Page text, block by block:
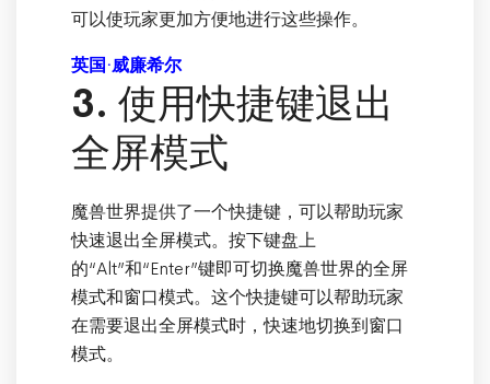
可以使玩家更加方便地进行这些操作。
英国·威廉希尔
3. 使用快捷键退出
全屏模式
魔兽世界提供了一个快捷键，可以帮助玩家
快速退出全屏模式。按下键盘上
的“Alt”和“Enter”键即可切换魔兽世界的全屏
模式和窗口模式。这个快捷键可以帮助玩家
在需要退出全屏模式时，快速地切换到窗口
模式。